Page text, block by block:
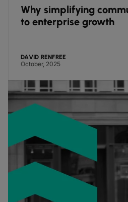
Why simplifying
to enterprise growth
DAVID RENFREE
October, 2025